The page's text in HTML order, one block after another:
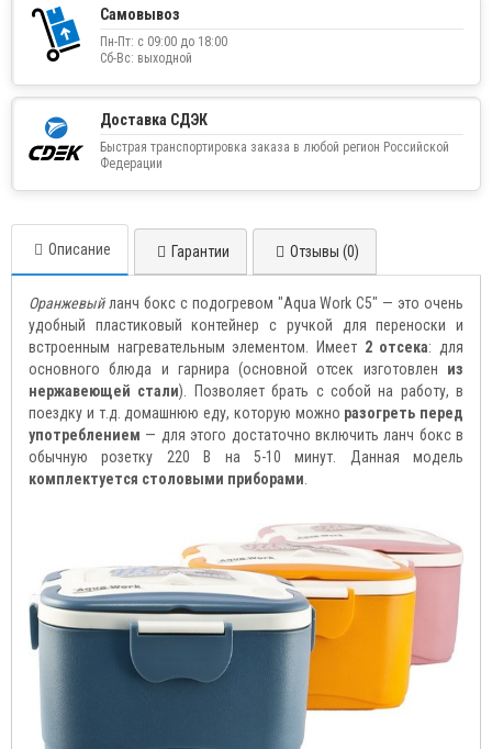
Самовывоз
Пн-Пт: с 09:00 до 18:00
Сб-Вс: выходной
Доставка СДЭК
Быстрая транспортировка заказа в любой регион Российской
Федерации
Описание Гарантии Отзывы (0)
Оранжевыйланч бокс с подогревом "Aqua Work C5" — это очень
удобный пластиковый контейнер с ручкой для переноски и
встроенным нагревательным элементом. Имеет 2 отсека: для
основного блюда и гарнира (основной отсек изготовлен из
нержавеющей стали). Позволяет брать с собой на работу, в
поездку и т.д. домашнюю еду, которую можно разогреть перед
употреблением — для этого достаточно включить ланч бокс в
обычную розетку 220 В на 5-10 минут. Данная модель
комплектуется столовыми приборами